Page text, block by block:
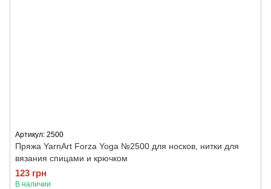
Артикул: 2500
Пряжа YarnArt Forza Yoga №2500 для носков, нитки для
вязания спицами и крючком
123 грн
В наличии